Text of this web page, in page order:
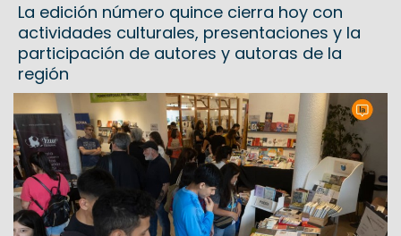
La edición número quince cierra hoy con
actividades culturales, presentaciones y la
participación de autores y autoras de la
región